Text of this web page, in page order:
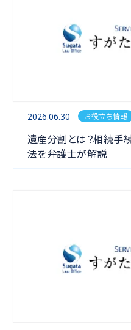
2026.06.30 お役立ち情報
遺産分割とは？相続手
法を弁護士が解説